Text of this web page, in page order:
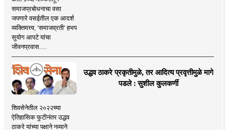
समाजप्रबोधनाचा वसा
जपणारे वसईतील एक आदर्श
व्यक्तिमत्त्व, 'समाजव्रती' हभप
सुयोग आपटे यांचा
जीवनप्रवास.....
उद्धव ठाकरे प्रकृतीमुळे, तर आदित्य प्रवृत्तीमुळे मागे
पडले : सुशील कुलकर्णी
शिवसेनेतील २०२२च्या
ऐतिहासिक फुटीनंतर उद्धव
ठाकरे यांच्या पक्षाने नव्याने